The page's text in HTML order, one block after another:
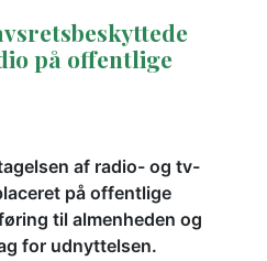
på offentlige
af radio- og tv-
på offentlige
til almenheden og
for udnyttelsen.